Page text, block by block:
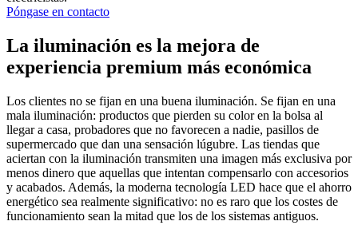
Póngase en contacto
La iluminación es la mejora de
experiencia premium más económica
Los clientes no se fijan en una buena iluminación. Se fijan en una
mala iluminación: productos que pierden su color en la bolsa al
llegar a casa, probadores que no favorecen a nadie, pasillos de
supermercado que dan una sensación lúgubre. Las tiendas que
aciertan con la iluminación transmiten una imagen más exclusiva por
menos dinero que aquellas que intentan compensarlo con accesorios
y acabados. Además, la moderna tecnología LED hace que el ahorro
energético sea realmente significativo: no es raro que los costes de
funcionamiento sean la mitad que los de los sistemas antiguos.